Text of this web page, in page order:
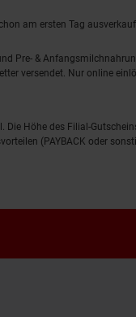
am ersten Tag
Pre- &
versendet. Nur online
Die Höhe des Filial-
(PAYBACK oder